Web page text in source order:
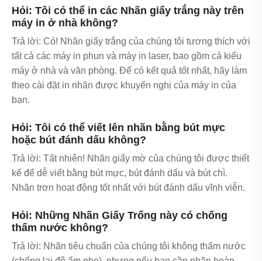
Hỏi: Tôi có thể in các Nhãn giấy trắng này trên
máy in ở nhà không?
Trả lời: Có! Nhãn giấy trắng của chúng tôi tương thích với
tất cả các máy in phun và máy in laser, bao gồm cả kiểu
máy ở nhà và văn phòng. Để có kết quả tốt nhất, hãy làm
theo cài đặt in nhãn được khuyến nghị của máy in của
bạn.
Hỏi: Tôi có thể viết lên nhãn bằng bút mực
hoặc bút đánh dấu không?
Trả lời: Tất nhiên! Nhãn giấy mờ của chúng tôi được thiết
kế để dễ viết bằng bút mực, bút đánh dấu và bút chì.
Nhãn trơn hoạt động tốt nhất với bút đánh dấu vĩnh viễn.
Hỏi: Những Nhãn Giấy Trống này có chống
thấm nước không?
Trả lời: Nhãn tiêu chuẩn của chúng tôi không thấm nước